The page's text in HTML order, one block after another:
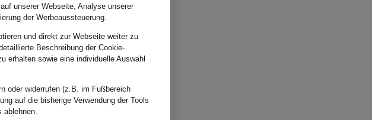
unserer Webseite, Analyse unserer
der Werbeaussteuerung.
und direkt zur Webseite weiter zu
Beschreibung der Cookie-
erhalten sowie eine individuelle Auswahl
oder widerrufen (z.B. im Fußbereich
auf die bisherige Verwendung der Tools
ablehnen.